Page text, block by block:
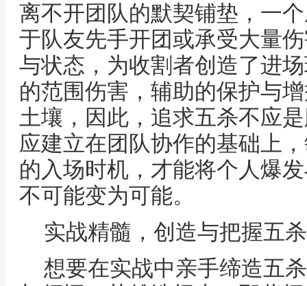
离不开团队的默契铺垫，一
于队友先手开团或承受大量
与状态，为收割者创造了进
的范围伤害，辅助的保护与
土壤，因此，追求五杀不应
应建立在团队协作的基础上
的入场时机，才能将个人爆
不可能变为可能。
实战精髓，创造与把握五
想要在实战中亲手缔造五